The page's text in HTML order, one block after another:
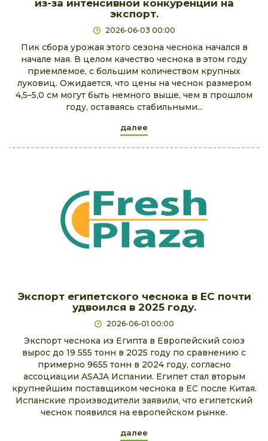
из-за интенсивной конкуренции на
экспорт.
2026-06-03 00:00
Пик сбора урожая этого сезона чеснока начался в
начале мая. В целом качество чеснока в этом году
приемлемое, с большим количеством крупных
луковиц. Ожидается, что цены на чеснок размером
4,5–5,0 см могут быть немного выше, чем в прошлом
году, оставаясь стабильными...
далее
Экспорт египетского чеснока в ЕС почти
удвоился в 2025 году.
2026-06-01 00:00
Экспорт чеснока из Египта в Европейский союз
вырос до 19 555 тонн в 2025 году по сравнению с
примерно 9655 тонн в 2024 году, согласно
ассоциации ASAJA Испании. Египет стал вторым
крупнейшим поставщиком чеснока в ЕС после Китая.
Испанские производители заявили, что египетский
чеснок появился на европейском рынке.
далее